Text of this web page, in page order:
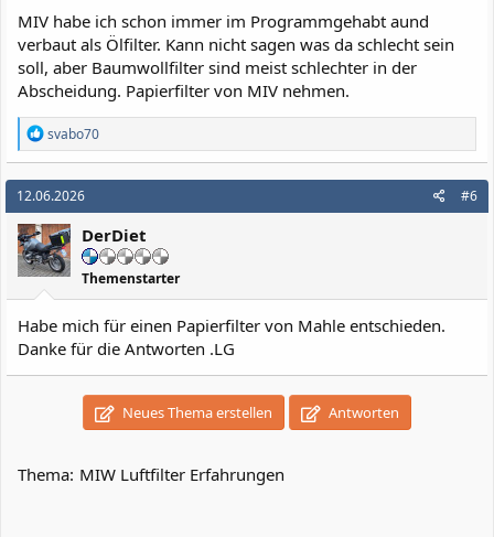
MIV habe ich schon immer im Programmgehabt aund
verbaut als Ölfilter. Kann nicht sagen was da schlecht sein
soll, aber Baumwollfilter sind meist schlechter in der
Abscheidung. Papierfilter von MIV nehmen.
R
e
a
k
t
i
o
n
e
n
svabo70
12.06.2026 #6
DerDiet
Themenstarter
Habe mich für einen Papierfilter von Mahle entschieden.
Danke für die Antworten .LG
Neues Thema erstellen Antworten
Thema: MIW Luftfilter Erfahrungen